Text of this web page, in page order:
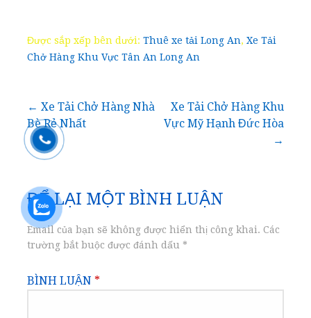
Được sắp xếp bên dưới: Thuê xe tải Long An, Xe Tải
Chở Hàng Khu Vực Tân An Long An
Điều
hướng
viết
← Xe Tải Chở Hàng Nhà
Bè Rẻ Nhất
Xe Tải Chở Hàng Khu
Vực Mỹ Hạnh Đức Hòa
→
ĐỂ LẠI MỘT BÌNH LUẬN
Email của bạn sẽ không được hiển thị công khai. Các
trường bắt buộc được đánh dấu *
BÌNH LUẬN *